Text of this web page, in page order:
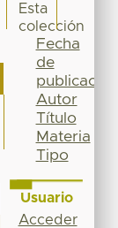
Esta
colección
Fecha
de
publicación
Autor
Título
Materia
Tipo
Usuario
Acceder